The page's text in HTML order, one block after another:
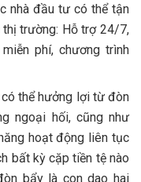
nhà đầu tư có thể tận
trường: Hỗ trợ 24/7,
phí, chương trình
có thể hưởng lợi từ đòn
ngoại hối, cũng như
hoạt động liên tục
bất kỳ cặp tiền tệ nào
bẩy là con dao hai